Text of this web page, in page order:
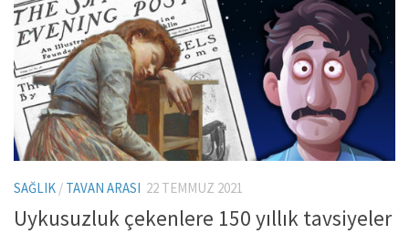
SAĞLIK / TAVAN ARASI 22 TEMMUZ 2021
Uykusuzluk çekenlere 150 yıllık tavsiyeler